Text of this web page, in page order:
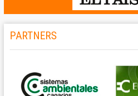
PARTNERS